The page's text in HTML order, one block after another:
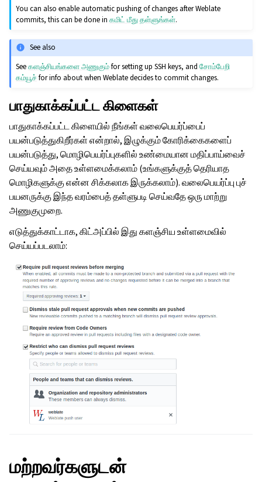
You can also enable automatic pushing of changes after Weblate
commits, this can be done inகமிட் மீது தள்ளுங்கள்.
See also
Seeகளஞ்சியங்களை அணுகும்for setting up SSH keys, andசோம்பேறி
கம்யூச்for info about when Weblate decides to commit changes.
பாதுகாக்கப்பட்ட கிளைகள்
பாதுகாக்கப்பட்ட கிளையில் நீங்கள் வலைபெயர்ப்பைப்
பயன்படுத்துகிறீர்கள் என்றால், இழுக்கும் கோரிக்கைகளைப்
பயன்படுத்து, மொழிபெயர்ப்புகளில் உண்மையான மதிப்பாய்வைச்
செய்யவும் அதை உள்ளமைக்கலாம் (உங்களுக்குத் தெரியாத
மொழிகளுக்கு என்ன சிக்கலாக இருக்கலாம்). வலைபெயர்ப்பு புச்
பயனருக்கு இந்த வரம்பைத் தள்ளுபடி செய்வதே ஒரு மாற்று
அணுகுமுறை.
எடுத்துக்காட்டாக, கிட்அப்பில் இது களஞ்சிய உள்ளமைவில்
செய்யப்படலாம்:
மற்றவர்களுடன்